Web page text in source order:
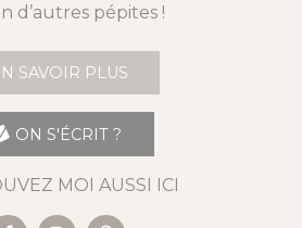
d’autres pépites !
SAVOIR PLUS
ON S'ÉCRIT ?
MOI AUSSI ICI